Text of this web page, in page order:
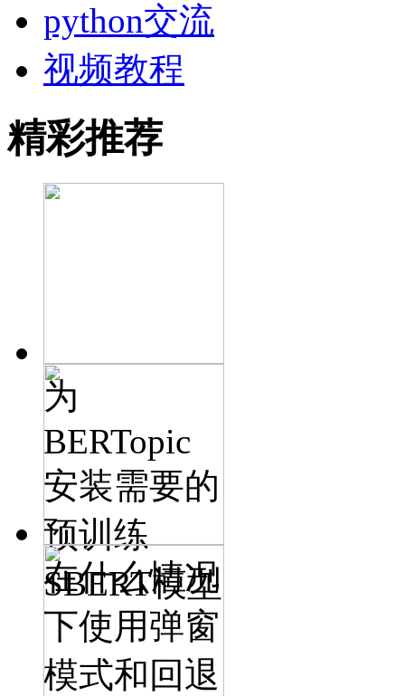
python交流
视频教程
精彩推荐
为
BERTopic
安装需要的
预训练
SBERT模型
在什么情况
下使用弹窗
模式和回退